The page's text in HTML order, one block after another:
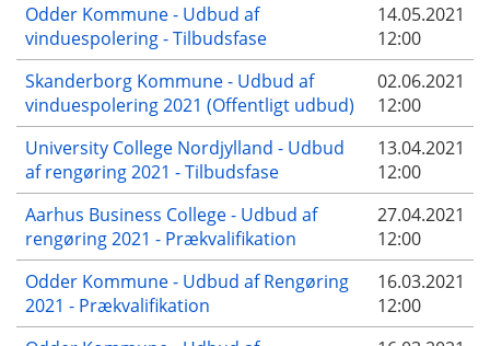
Odder Kommune - Udbud af
vinduespolering - Tilbudsfase
14.05.2021
12:00
Skanderborg Kommune - Udbud af
vinduespolering 2021 (Offentligt udbud)
02.06.2021
12:00
University College Nordjylland - Udbud
af rengøring 2021 - Tilbudsfase
13.04.2021
12:00
Aarhus Business College - Udbud af
rengøring 2021 - Prækvalifikation
27.04.2021
12:00
Odder Kommune - Udbud af Rengøring
2021 - Prækvalifikation
16.03.2021
12:00